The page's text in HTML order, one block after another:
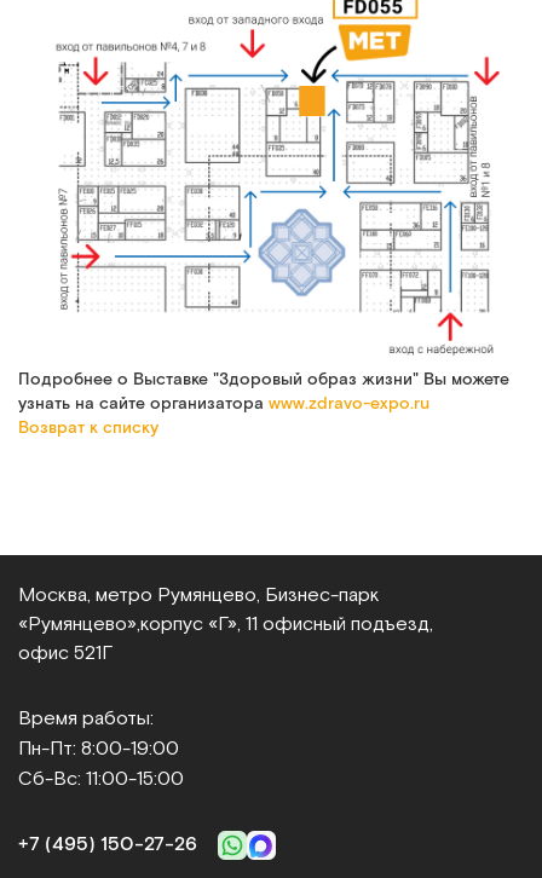
Подробнее о Выставке "Здоровый образ жизни" Вы можете
узнать на сайте организатора www.zdravo-expo.ru
Возврат к списку
Москва, метро Румянцево, Бизнес‑парк
«Румянцево», корпус «Г», 11 офисный подъезд,
офис 521Г
Время работы:
Пн-Пт: 8:00-19:00
Сб-Вс: 11:00-15:00
+7 (495) 150‑27‑26